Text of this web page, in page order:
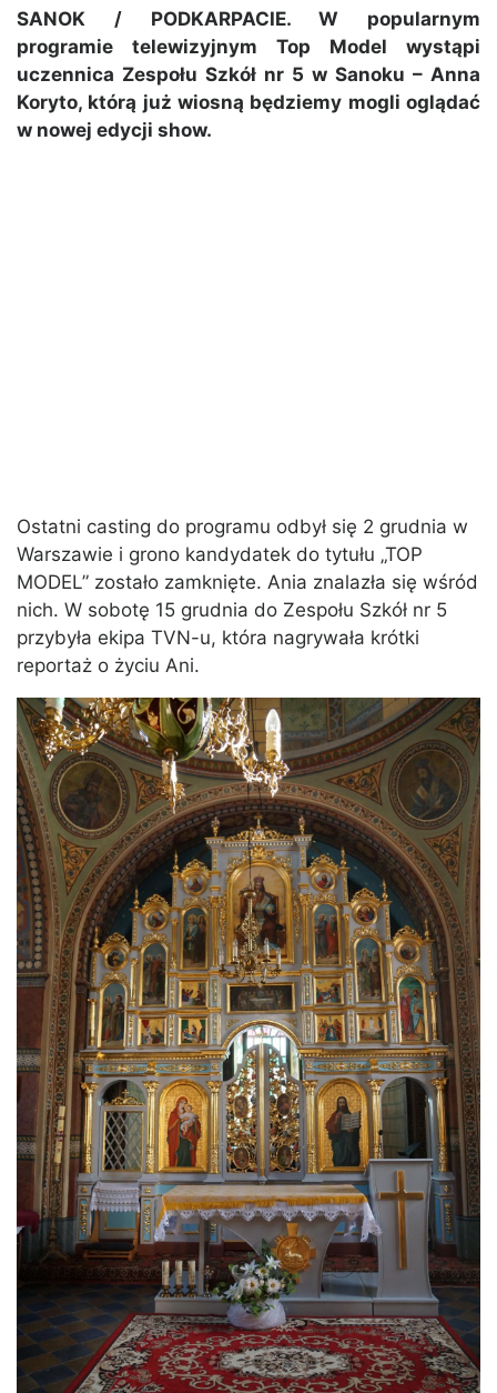
SANOK / PODKARPACIE. W popularnym
programie telewizyjnym Top Model wystąpi
uczennica Zespołu Szkół nr 5 w Sanoku – Anna
Koryto, którą już wiosną będziemy mogli oglądać
w nowej edycji show.
Ostatni casting do programu odbył się 2 grudnia w
Warszawie i grono kandydatek do tytułu „TOP
MODEL” zostało zamknięte. Ania znalazła się wśród
nich. W sobotę 15 grudnia do Zespołu Szkół nr 5
przybyła ekipa TVN-u, która nagrywała krótki
reportaż o życiu Ani.